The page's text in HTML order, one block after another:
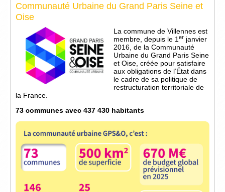
Communauté Urbaine du Grand Paris Seine et
Oise
La commune de Villennes est
membre, depuis le 1 er janvier
2016, de la Communauté
Urbaine du Grand Paris Seine
et Oise, créée pour satisfaire
aux obligations de l’État dans
le cadre de sa politique de
restructuration territoriale de
la France.
73 communes avec 437 430 habitants